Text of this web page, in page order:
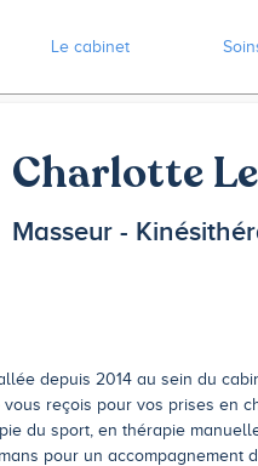
Le cabinet
Charlotte
Masseur -
depuis 2014 au sein du
reçois pour vos prises en
du sport, en thérapie
pour un accompagnement